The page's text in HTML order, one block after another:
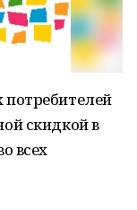
потребителей
скидкой в
всех